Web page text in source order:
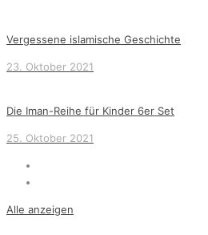
Vergessene islamische Geschichte
23. Oktober 2021
Die Iman-Reihe für Kinder 6er Set
25. Oktober 2021
Alle anzeigen